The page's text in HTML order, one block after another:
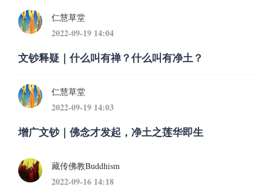
仁慧草堂
2022-09-19 14:04
文钞释疑｜什么叫有禅？什么叫有净土？
仁慧草堂
2022-09-19 14:03
增广文钞｜佛念才发起，净土之莲华即生
藏传佛教Buddhism
2022-09-16 14:18